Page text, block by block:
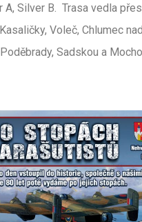
A, Silver B. Trasa vedla
Voleč, Chlumec
Sadskou a